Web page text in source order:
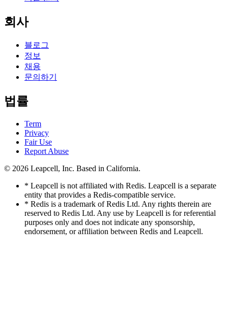
회사
블로그
정보
채용
문의하기
법률
Term
Privacy
Fair Use
Report Abuse
© 2026 Leapcell, Inc. Based in California.
* Leapcell is not affiliated with Redis. Leapcell is a separate
entity that provides a Redis-compatible service.
* Redis is a trademark of Redis Ltd. Any rights therein are
reserved to Redis Ltd. Any use by Leapcell is for referential
purposes only and does not indicate any sponsorship,
endorsement, or affiliation between Redis and Leapcell.